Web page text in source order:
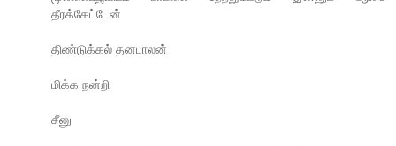
தீரக்கேட்டேன்
திண்டுக்கல் தனபாலன்
மிக்க நன்றி
சீனு